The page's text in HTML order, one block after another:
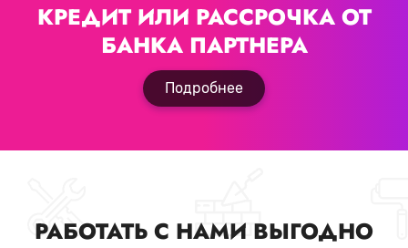
КРЕДИТ ИЛИ РАССРОЧКА ОТ
БАНКА ПАРТНЕРА
Подробнее
РАБОТАТЬ С НАМИ ВЫГОДНО